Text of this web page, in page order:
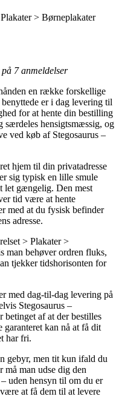
> Børneplakater
på 7anmeldelser
en række forskellige
er i dag levering til
for at hente din bestilling
særdeles hensigtsmæssig, og
ved køb af Stegosaurus –
hjem til din privatadresse
sig typisk en lille smule
let gængelig. Den mest
tid være at hente
med at du fysisk befinder
adresse.
> Plakater >
man behøver ordren fluks,
tjekker tidshorisonten for
med dag-til-dag levering på
Stegosaurus –
af at der bestilles
kan nå at få dit
har fri.
gebyr, men tit kun ifald du
man udse dig den
uden hensyn til om du er
at få dem til at levere